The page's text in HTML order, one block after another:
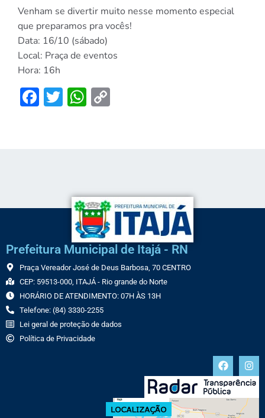
Venham se divertir muito nesse momento especial
que preparamos pra vocês!
Data: 16/10 (sábado)
Local: Praça de eventos
Hora: 16h
Facebook
TwitterWhatsApp
Prefeitura Municipal de Itajá - RN
Praça Vereador José de Deus Barbosa, 70 CENTRO
CEP: 59513-000, ITAJÁ - Rio grande do Norte
HORÁRIO DE ATENDIMENTO: 07H ÀS 13H
Telefone: (84) 3330-2255
Lei geral de proteção de dados
Política de Privacidade